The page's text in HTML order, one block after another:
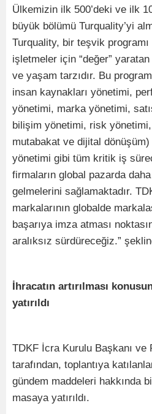
Ülkemizin ilk 500’deki ve ilk
büyük bölümü Turquality’yi
Turquality, bir teşvik programı
işletmeler için “değer”
ve yaşam tarzıdır. Bu
insan kaynakları yönetimi,
yönetimi, marka yönetimi,
bilişim yönetimi, risk
mutabakat ve dijital
yönetimi gibi tüm kritik iş
firmaların global pazarda
gelmelerini sağlamaktadır.
markalarının globalde
başarıya imza atması
aralıksız sürdüreceğiz.”
İhracatın artırılması
yatırıldı
TDKF İcra Kurulu Başkanı ve
tarafından, toplantıya
gündem maddeleri hakkında
masaya yatırıldı.